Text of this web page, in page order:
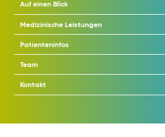
Auf einen Blick
Medizinische Leistungen
Patienteninfos
Team
Kontakt